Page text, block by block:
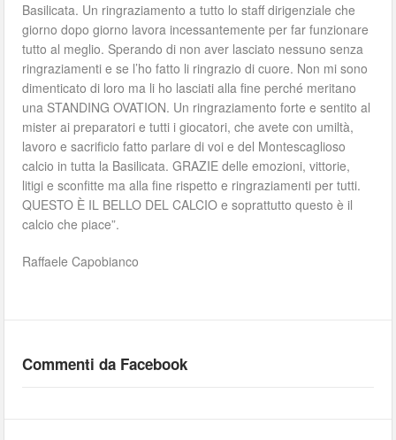
Basilicata. Un ringraziamento a tutto lo staff dirigenziale che
giorno dopo giorno lavora incessantemente per far funzionare
tutto al meglio. Sperando di non aver lasciato nessuno senza
ringraziamenti e se l’ho fatto li ringrazio di cuore. Non mi sono
dimenticato di loro ma li ho lasciati alla fine perché meritano
una STANDING OVATION. Un ringraziamento forte e sentito al
mister ai preparatori e tutti i giocatori, che avete con umiltà,
lavoro e sacrificio fatto parlare di voi e del Montescaglioso
calcio in tutta la Basilicata. GRAZIE delle emozioni, vittorie,
litigi e sconfitte ma alla fine rispetto e ringraziamenti per tutti.
QUESTO È IL BELLO DEL CALCIO e soprattutto questo è il
calcio che piace”.
Raffaele Capobianco
Commenti da Facebook